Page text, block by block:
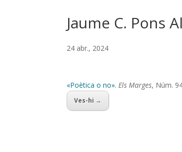
Jaume C. Pons
24 abr., 2024
«Poètica o no».Els Marges, Núm.
Ves-hi →